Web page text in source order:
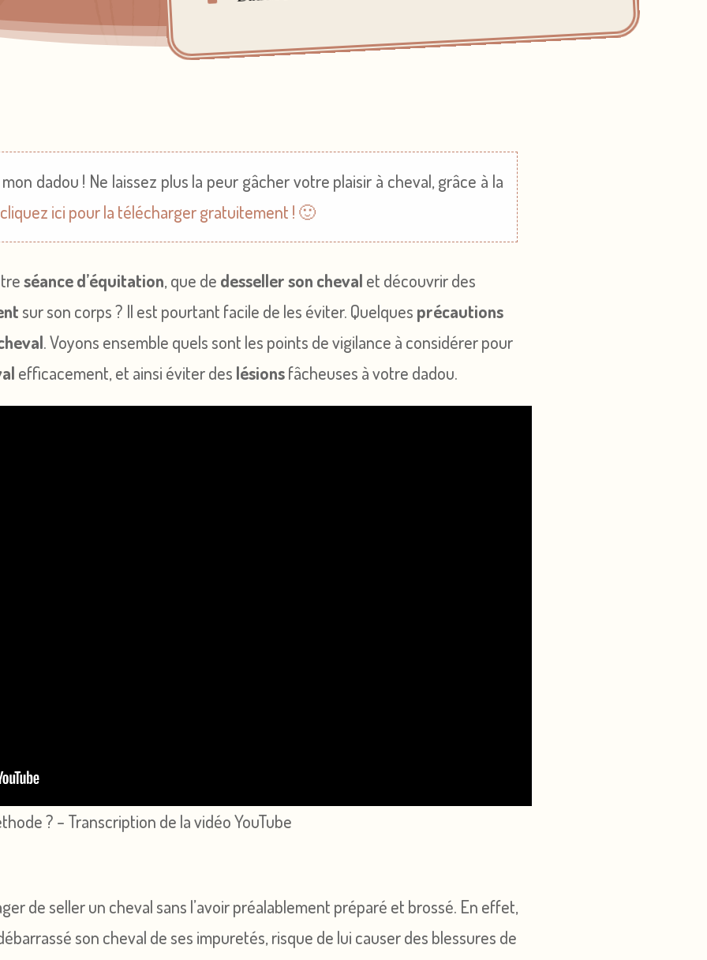
dadou ! Ne laissez plus la peur gâcher votre plaisir à cheval, grâce à la
cliquez ici pour la télécharger gratuitement ! 🙂
séance d’équitation, que de desseller son cheval et découvrir des
sur son corps ? Il est pourtant facile de les éviter. Quelques précautions
. Voyons ensemble quels sont les points de vigilance à considérer pour
efficacement, et ainsi éviter des lésionsfâcheuses à votre dadou.
? – Transcription de la vidéo YouTube
de seller un cheval sans l’avoir préalablement préparé et brossé. En effet,
son cheval de ses impuretés, risque de lui causer des blessures de